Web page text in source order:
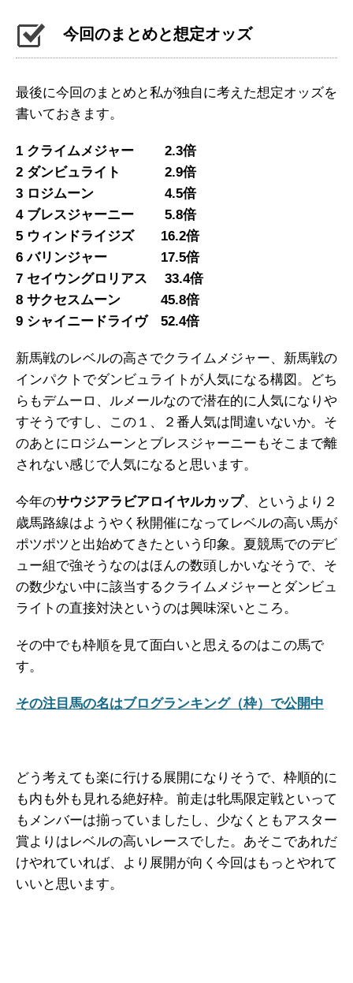
今回のまとめと想定オッズ
最後に今回のまとめと私が独自に考えた想定オッズを
書いておきます。
1 クライムメジャー 2.3倍
2 ダンビュライト 2.9倍
3 ロジムーン 4.5倍
4 ブレスジャーニー 5.8倍
5 ウィンドライジズ 16.2倍
6 バリンジャー 17.5倍
7 セイウングロリアス 33.4倍
8 サクセスムーン 45.8倍
9 シャイニードライヴ 52.4倍
新馬戦のレベルの高さでクライムメジャー、新馬戦の
インパクトでダンビュライトが人気になる構図。どち
らもデムーロ、ルメールなので潜在的に人気になりや
すそうですし、この１、２番人気は間違いないか。そ
のあとにロジムーンとブレスジャーニーもそこまで離
されない感じで人気になると思います。
今年のサウジアラビアロイヤルカップ、というより２
歳馬路線はようやく秋開催になってレベルの高い馬が
ポツポツと出始めてきたという印象。夏競馬でのデビ
ュー組で強そうなのはほんの数頭しかいなそうで、そ
の数少ない中に該当するクライムメジャーとダンビュ
ライトの直接対決というのは興味深いところ。
その中でも枠順を見て面白いと思えるのはこの馬で
す。
その注目馬の名はブログランキング（枠）で公開中
どう考えても楽に行ける展開になりそうで、枠順的に
も内も外も見れる絶好枠。前走は牝馬限定戦といって
もメンバーは揃っていましたし、少なくともアスター
賞よりはレベルの高いレースでした。あそこであれだ
けやれていれば、より展開が向く今回はもっとやれて
いいと思います。